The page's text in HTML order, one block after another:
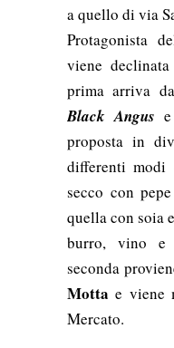
a quello di via
Protagonista
viene
prima arriva
Black Angus
proposta in
differenti
secco con
quella con soia
burro, vino e
seconda
Motta e viene
Mercato.